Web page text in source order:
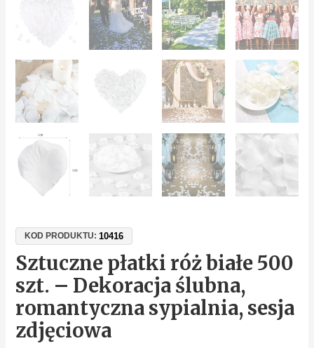
KOD PRODUKTU:10416
Sztuczne płatki róż białe 500
szt. – Dekoracja ślubna,
romantyczna sypialnia, sesja
zdjęciowa